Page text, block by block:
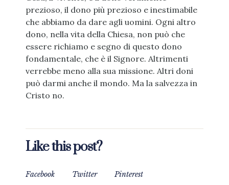
prezioso, il dono più prezioso e inestimabile
che abbiamo da dare agli uomini. Ogni altro
dono, nella vita della Chiesa, non può che
essere richiamo e segno di questo dono
fondamentale, che è il Signore. Altrimenti
verrebbe meno alla sua missione. Altri doni
può darmi anche il mondo. Ma la salvezza in
Cristo no.
Like this post?
Facebook Twitter Pinterest